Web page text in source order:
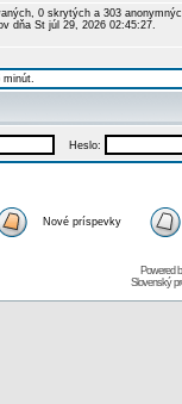
0 skrytých a 303
dňa St júl 29, 2026 02:45:27.
minút.
Heslo:
Nové príspevky
Powered
Slovenský